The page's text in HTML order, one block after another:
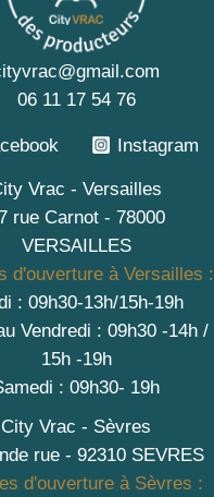
06 11 17 54 76
Instagram
Vrac - Versailles
rue Carnot - 78000
VERSAILLES
d'ouverture à Versailles :
: 09h30-13h/15h-19h
Vendredi : 09h30 -14h /
15h -19h
: 09h30- 19h
City Vrac - Sèvres
rue - 92310 SEVRES
d'ouverture à Sèvres :